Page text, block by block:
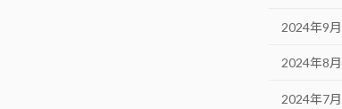
2024年9月
2024年8月
2024年7月